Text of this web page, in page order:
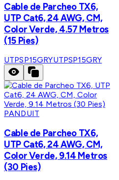
Cable de Parcheo TX6,
UTP Cat6, 24 AWG, CM,
Color Verde, 4.57 Metros
(15 Pies)
UTPSP15GRYUTPSP15GRY
PANDUIT
Cable de Parcheo TX6,
UTP Cat6, 24 AWG, CM,
Color Verde, 9.14 Metros
(30 Pies)